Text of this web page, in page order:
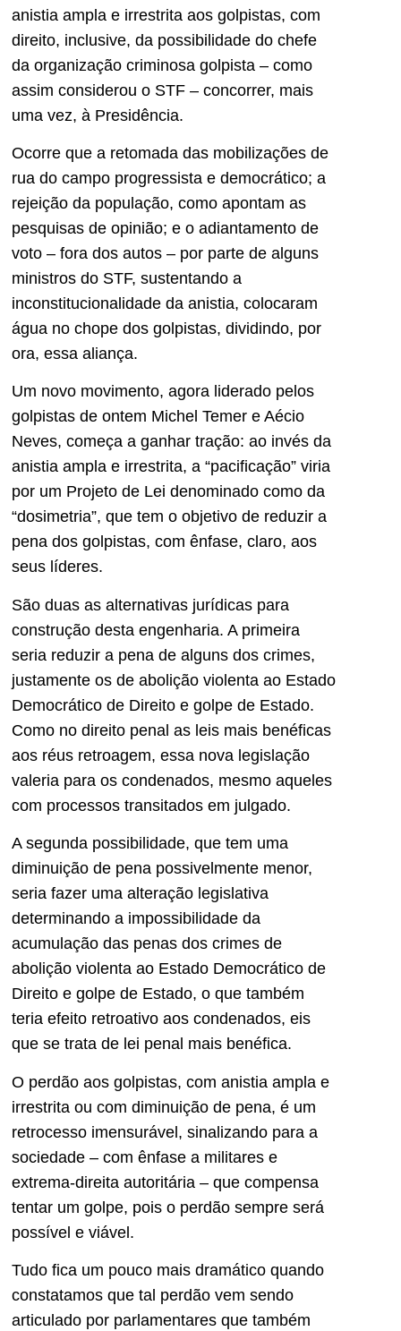
anistia ampla e irrestrita aos golpistas, com
direito, inclusive, da possibilidade do chefe
da organização criminosa golpista – como
assim considerou o STF – concorrer, mais
uma vez, à Presidência.
Ocorre que a retomada das mobilizações de
rua do campo progressista e democrático; a
rejeição da população, como apontam as
pesquisas de opinião; e o adiantamento de
voto – fora dos autos – por parte de alguns
ministros do STF, sustentando a
inconstitucionalidade da anistia, colocaram
água no chope dos golpistas, dividindo, por
ora, essa aliança.
Um novo movimento, agora liderado pelos
golpistas de ontem Michel Temer e Aécio
Neves, começa a ganhar tração: ao invés da
anistia ampla e irrestrita, a “pacificação” viria
por um Projeto de Lei denominado como da
“dosimetria”, que tem o objetivo de reduzir a
pena dos golpistas, com ênfase, claro, aos
seus líderes.
São duas as alternativas jurídicas para
construção desta engenharia. A primeira
seria reduzir a pena de alguns dos crimes,
justamente os de abolição violenta ao Estado
Democrático de Direito e golpe de Estado.
Como no direito penal as leis mais benéficas
aos réus retroagem, essa nova legislação
valeria para os condenados, mesmo aqueles
com processos transitados em julgado.
A segunda possibilidade, que tem uma
diminuição de pena possivelmente menor,
seria fazer uma alteração legislativa
determinando a impossibilidade da
acumulação das penas dos crimes de
abolição violenta ao Estado Democrático de
Direito e golpe de Estado, o que também
teria efeito retroativo aos condenados, eis
que se trata de lei penal mais benéfica.
O perdão aos golpistas, com anistia ampla e
irrestrita ou com diminuição de pena, é um
retrocesso imensurável, sinalizando para a
sociedade – com ênfase a militares e
extrema-direita autoritária – que compensa
tentar um golpe, pois o perdão sempre será
possível e viável.
Tudo fica um pouco mais dramático quando
constatamos que tal perdão vem sendo
articulado por parlamentares que também